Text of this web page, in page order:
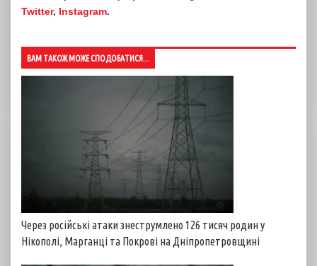
Twitter, Instagram.
ВАМ ТАКОЖ МОЖЕ СПОДОБАТИСЯ...
Через російські атаки знеструмлено 126 тисяч родин у
Нікополі, Марганці та Покрові на Дніпропетровщині